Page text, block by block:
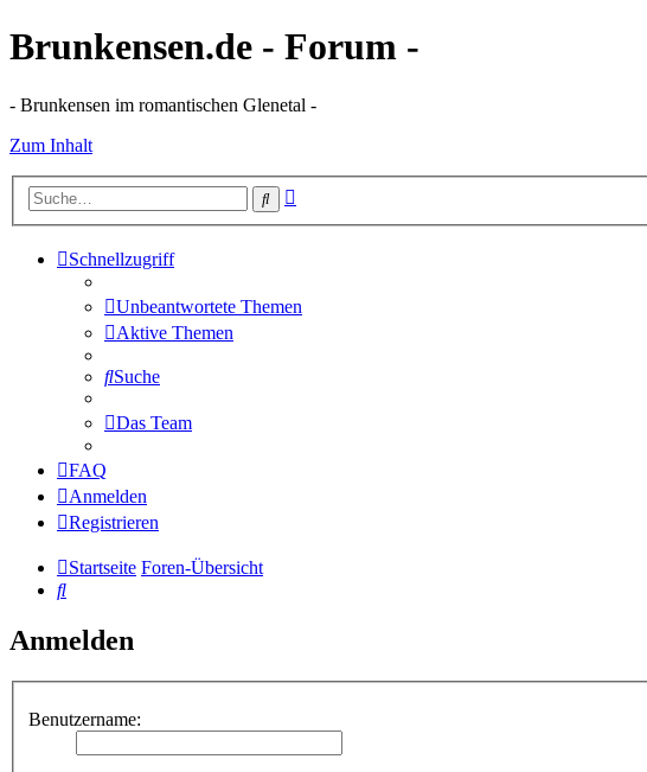
Brunkensen.de - Forum -
- Brunkensen im romantischen Glenetal -
Zum Inhalt
Suche
Schnellzugriff
Unbeantwortete Themen
Aktive Themen
Suche
Das Team
FAQ
Anmelden
Registrieren
Startseite Foren-Übersicht
Suche
Anmelden
Benutzername: